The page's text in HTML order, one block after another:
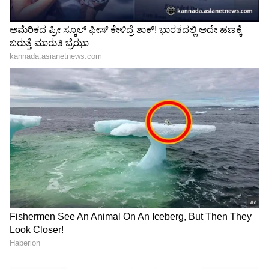
Image Credit :Asianet News
ಸಿಂಹ ರಾಶಿ
ಸಿಂಹ ರಾಶಿಯವರಿಗೆ, ಬುಧಾದಿತ್ಯ ರಾಜ್ಯಯೋಗವು
ಆರ್ಥಿಕವಾಗಿ ಅತ್ಯಂತ ಪ್ರಯೋಜನಕಾರಿಯಾಗಲಿದೆ. ನಿಮ್ಮ
ಆಸೆಗಳು ಈಡೇರುತ್ತವೆ. ಉದ್ಯಮಿಗಳು ಲಾಭವನ್ನು
ನೋಡಬಹುದು. ಈ ಆರ್ಥಿಕ ಲಾಭವು ನಿಮ್ಮ ಸಾಮಾಜಿಕ
ಸ್ಥಾನಮಾನ ಮತ್ತು ಗೌರವವನ್ನು ಹೆಚ್ಚಿಸುತ್ತದೆ. ಹಿರಿಯರಿಂದ
ನಿಮಗೆ ಬೆಂಬಲ ಸಿಗುತ್ತದೆ.